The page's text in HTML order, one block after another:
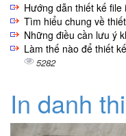
Hướng dẫn thiết kế file
Tìm hiểu chung về
Những điều cần lưu ý
Làm thế nào để thiết
5282
In danh